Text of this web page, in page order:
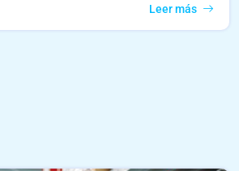
Leer más